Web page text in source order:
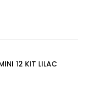
12 KIT LILAC